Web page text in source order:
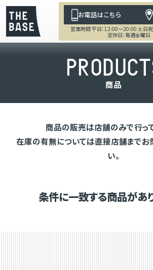
お電話はこちら
営業時間 平日：12:00～20:00 土日
定休日：毎週金曜日
PRODUCT
商品
商品の販売は店舗のみで行って
在庫の有無については直接店舗までお
い。
条件に一致する商品があ